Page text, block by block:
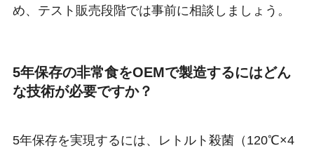
め、テスト販売段階では事前に相談しましょう。
5年保存の非常食をOEMで製造するにはどん
な技術が必要ですか？
5年保存を実現するには、レトルト殺菌（120℃×4